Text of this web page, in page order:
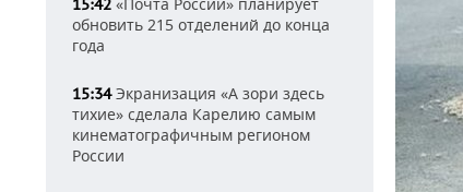
15:42
обновить 215 отделений до конца
года
15:34Экранизация «А зори здесь
тихие» сделала Карелию самым
кинематографичным регионом
России